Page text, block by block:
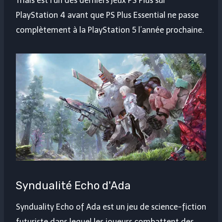
PlayStation 4 avant que PS Plus Essential ne passe
complètement à la PlayStation 5 l’année prochaine.
Syndualité Echo d'Ada
Synduality Echo of Ada est un jeu de science-fiction